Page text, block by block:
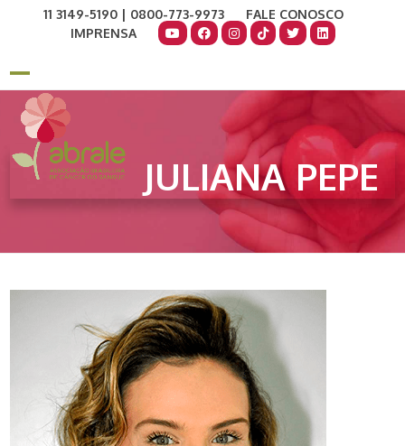
11 3149-5190 | 0800-773-9973
FALE CONOSCO
IMPRENSA
Open
mobile
menu
Close
mobile
menu
JULIANA PEPE